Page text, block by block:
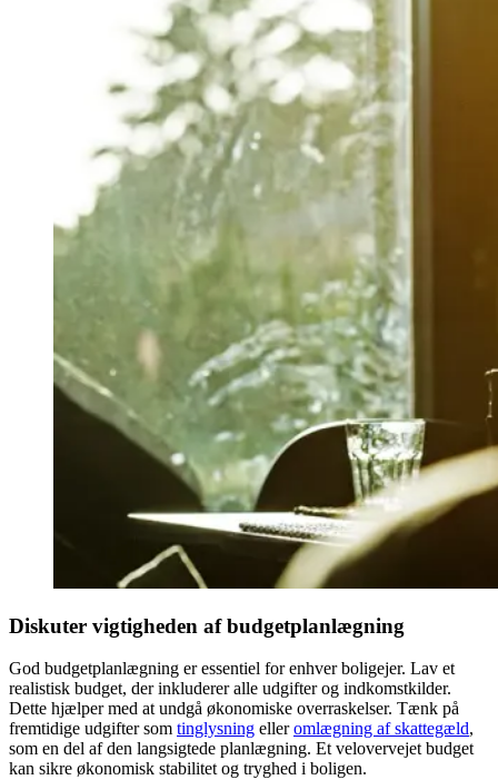
Diskuter vigtigheden af budgetplanlægning
God budgetplanlægning er essentiel for enhver boligejer. Lav et
realistisk budget, der inkluderer alle udgifter og indkomstkilder.
Dette hjælper med at undgå økonomiske overraskelser. Tænk på
fremtidige udgifter som tinglysning elleromlægning af skattegæld,
som en del af den langsigtede planlægning. Et velovervejet budget
kan sikre økonomisk stabilitet og tryghed i boligen.